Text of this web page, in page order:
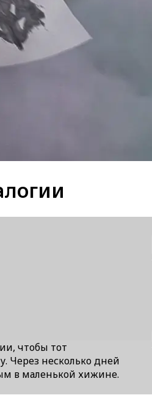
чтобы тот
Через несколько дней
в маленькой хижине.